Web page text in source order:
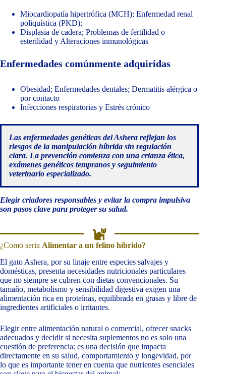
Miocardiopatía hipertrófica (MCH); Enfermedad renal
poliquística (PKD);
Displasia de cadera; Problemas de fertilidad o
esterilidad y Alteraciones inmunológicas
Enfermedades comúnmente adquiridas
Obesidad; Enfermedades dentales; Dermatitis alérgica o
por contacto
Infecciones respiratorias y Estrés crónico
Las enfermedades genéticas del Ashera reflejan los
riesgos de la manipulación híbrida sin regulación
clara. La prevención comienza con una crianza ética,
exámenes genéticos tempranos y seguimiento
veterinario especializado.
Elegir criadores responsables y evitar la compra impulsiva
son pasos clave para proteger su salud.
¿Como seria Alimentar a un felino híbrido?
El gato Ashera, por su linaje entre especies salvajes y
domésticas, presenta necesidades nutricionales particulares
que no siempre se cubren con dietas convencionales. Su
tamaño, metabolismo y sensibilidad digestiva exigen una
alimentación rica en proteínas, equilibrada en grasas y libre de
ingredientes artificiales o irritantes.
Elegir entre alimentación natural o comercial, ofrecer snacks
adecuados y decidir si necesita suplementos no es solo una
cuestión de preferencia: es una decisión que impacta
directamente en su salud, comportamiento y longevidad, por
lo que es importante tener en cuenta que nutrientes esenciales